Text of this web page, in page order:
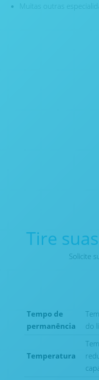
Muitas outras
Tire
Solicite
Tempo de
permanência
do
Temperatura